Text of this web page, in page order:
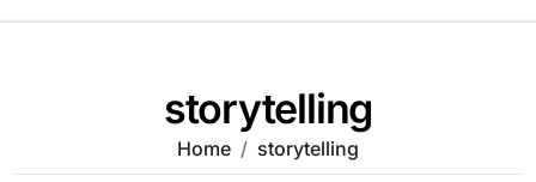
storytelling
Home storytelling